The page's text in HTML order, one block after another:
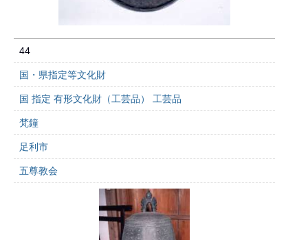
44
国・県指定等文化財
国 指定 有形文化財（工芸品） 工芸品
梵鐘
足利市
五尊教会